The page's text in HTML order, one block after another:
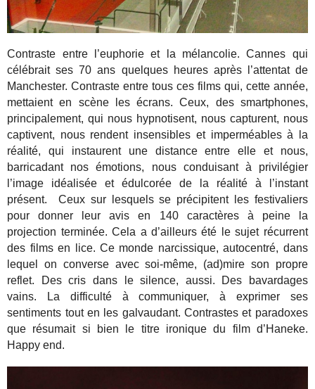
Contraste entre l’euphorie et la mélancolie. Cannes qui
célébrait ses 70 ans quelques heures après l’attentat de
Manchester. Contraste entre tous ces films qui, cette année,
mettaient en scène les écrans. Ceux, des smartphones,
principalement, qui nous hypnotisent, nous capturent, nous
captivent, nous rendent insensibles et imperméables à la
réalité, qui instaurent une distance entre elle et nous,
barricadant nos émotions, nous conduisant à privilégier
l’image idéalisée et édulcorée de la réalité à l’instant
présent. Ceux sur lesquels se précipitent les festivaliers
pour donner leur avis en 140 caractères à peine la
projection terminée. Cela a d’ailleurs été le sujet récurrent
des films en lice. Ce monde narcissique, autocentré, dans
lequel on converse avec soi-même, (ad)mire son propre
reflet. Des cris dans le silence, aussi. Des bavardages
vains. La difficulté à communiquer, à exprimer ses
sentiments tout en les galvaudant. Contrastes et paradoxes
que résumait si bien le titre ironique du film d’Haneke.
Happy end.